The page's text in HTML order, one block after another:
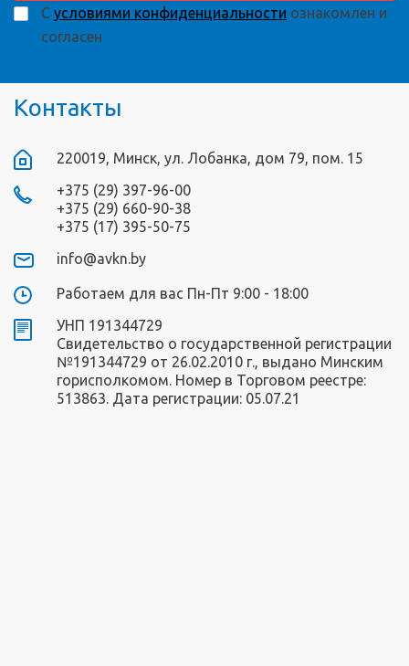
С условиями конфиденциальности ознакомлен и
согласен
Контакты
220019, Минск, ул. Лобанка, дом 79, пом. 15
+375 (29) 397-96-00
+375 (29) 660-90-38
+375 (17) 395-50-75
info@avkn.by
Работаем для вас Пн-Пт 9:00 - 18:00
УНП 191344729
Свидетельство о государственной регистрации
№191344729 от 26.02.2010 г., выдано Минским
горисполкомом. Номер в Торговом реестре:
513863. Дата регистрации: 05.07.21